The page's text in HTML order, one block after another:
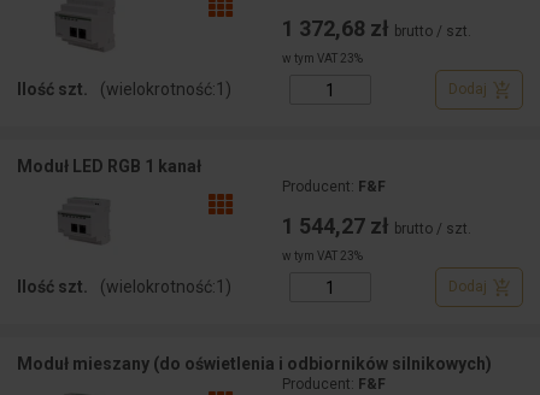
1 372,68 zł brutto / szt.
w tym VAT 23%
Ilość szt. (wielokrotność:1 ) Dodaj
Moduł LED RGB 1 kanał
Producent: F&F
1 544,27 zł brutto / szt.
w tym VAT 23%
Ilość szt. (wielokrotność:1 ) Dodaj
Moduł mieszany (do oświetlenia i odbiorników silnikowych)
Producent: F&F